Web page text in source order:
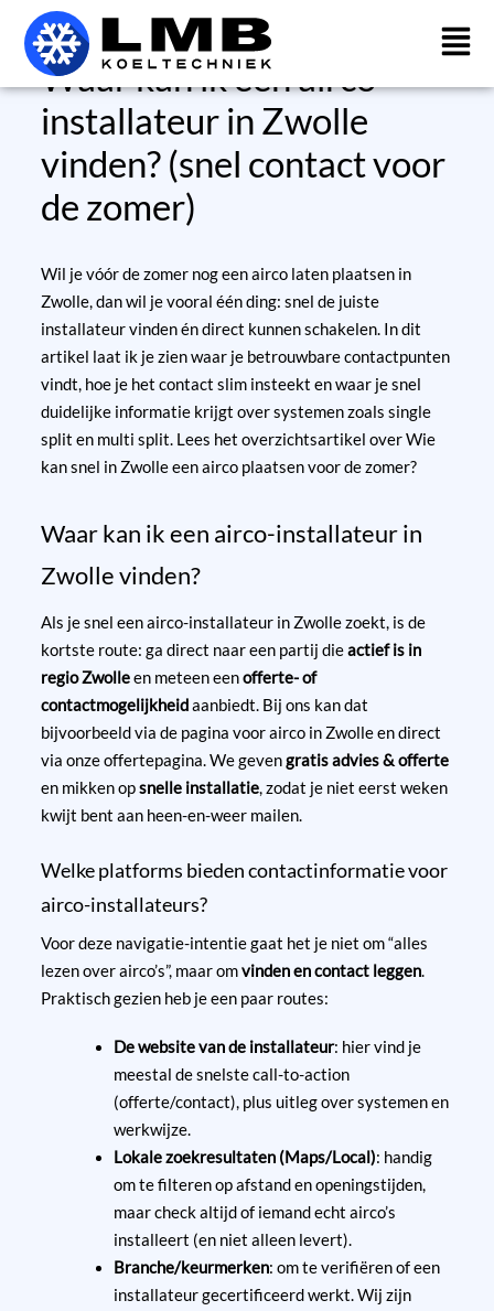
naar
inhoudWaar kan ik een airco-
installateur in Zwolle
vinden? (snel contact voor
de zomer)
Wil je vóór de zomer nog een airco laten plaatsen in
Zwolle, dan wil je vooral één ding: snel de juiste
installateur vinden én direct kunnen schakelen. In dit
artikel laat ik je zien waar je betrouwbare contactpunten
vindt, hoe je het contact slim insteekt en waar je snel
duidelijke informatie krijgt over systemen zoals single
split en multi split. Lees het overzichtsartikel over Wie
kan snel in Zwolle een airco plaatsen voor de zomer?
Waar kan ik een airco-installateur in
Zwolle vinden?
Als je snel een airco-installateur in Zwolle zoekt, is de
kortste route: ga direct naar een partij dieactief is in
regio Zwolleen meteen eenofferte- of
contactmogelijkheidaanbiedt. Bij ons kan dat
bijvoorbeeld via de pagina voor airco in Zwolle en direct
via onze offertepagina. We gevengratis advies & offerte
en mikken opsnelle installatie, zodat je niet eerst weken
kwijt bent aan heen-en-weer mailen.
Welke platforms bieden contactinformatie voor
airco-installateurs?
Voor deze navigatie-intentie gaat het je niet om “alles
lezen over airco’s”, maar omvinden en contact leggen.
Praktisch gezien heb je een paar routes:
De website van de installateur: hier vind je
meestal de snelste call-to-action
(offerte/contact), plus uitleg over systemen en
werkwijze.
Lokale zoekresultaten (Maps/Local): handig
om te filteren op afstand en openingstijden,
maar check altijd of iemand echt airco’s
installeert (en niet alleen levert).
Branche/keurmerken: om te verifiëren of een
installateur gecertificeerd werkt. Wij zijn